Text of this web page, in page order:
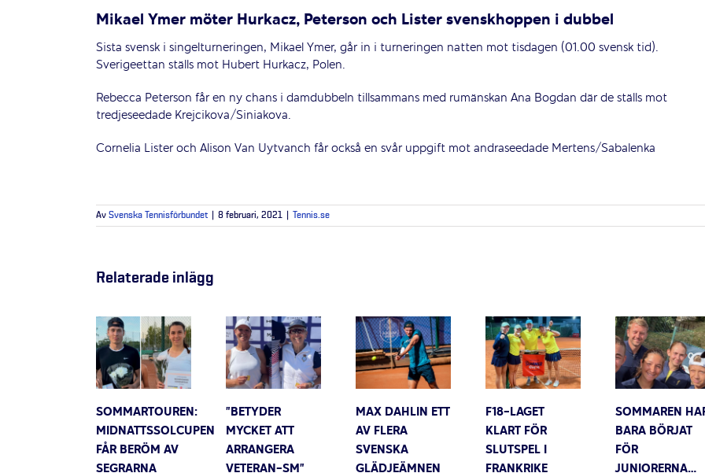
Mikael Ymer möter Hurkacz, Peterson och Lister svenskhoppen i dubbel
Sista svensk i singelturneringen, Mikael Ymer, går in i turneringen natten mot tisdagen (01.00 svensk tid).
Sverigeettan ställs mot Hubert Hurkacz, Polen.
Rebecca Peterson får en ny chans i damdubbeln tillsammans med rumänskan Ana Bogdan där de ställs mot
tredjeseedade Krejcikova/Siniakova.
Cornelia Lister och Alison Van Uytvanch får också en svår uppgift mot andraseedade Mertens/Sabalenka
Av Svenska Tennisförbundet 8 februari, 2021 Tennis.se
Relaterade inlägg
SOMMARTOUREN:
MIDNATTSSOLCUPEN
FÅR BERÖM AV
SEGRARNA
”BETYDER
MYCKET ATT
ARRANGERA
VETERAN-SM”
MAX DAHLIN ETT
AV FLERA
SVENSKA
GLÄDJEÄMNEN
F18-LAGET
KLART FÖR
SLUTSPEL I
FRANKRIKE
SOMMAREN
BARA BÖRJAT
FÖR
JUNIORERNA…